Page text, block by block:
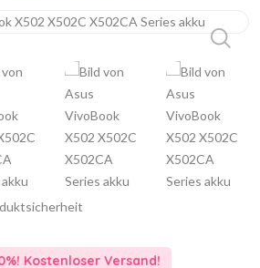
Kostenloser Versand!